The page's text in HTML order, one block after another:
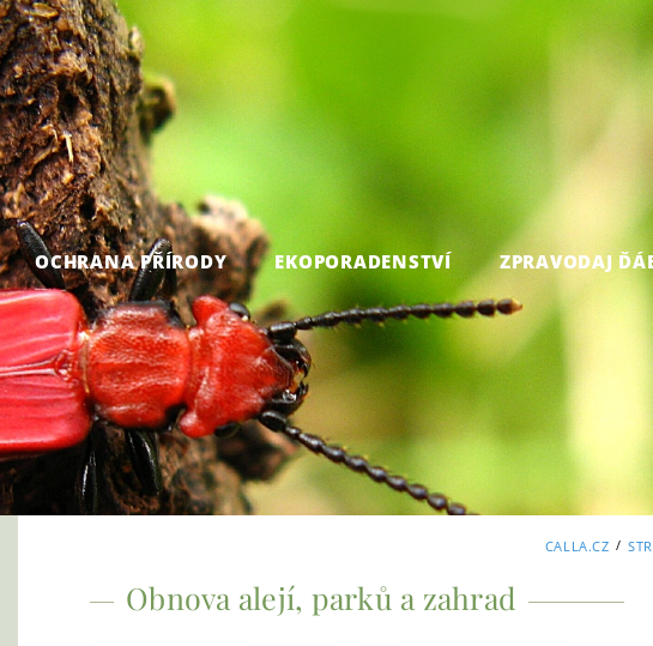
OCHRANA PŘÍRODY EKOPORADENSTVÍ ZPRAVODAJ
CALLA.CZ /
Obnova alejí, parků a zahrad